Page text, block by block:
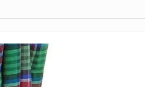
KEPEMILIKANNYA BERUBAH
ZAKAT DENGAN CARA MENGANGSUR